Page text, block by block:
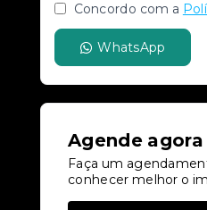
Concordo com a
WhatsApp
Agende
Faça um
conhecer melhor o